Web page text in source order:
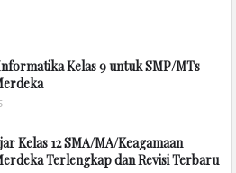
Kelas 9 untuk SMP/MTs
Kelas 12 SMA/MA/Keagamaan
Terlengkap dan Revisi Terbaru